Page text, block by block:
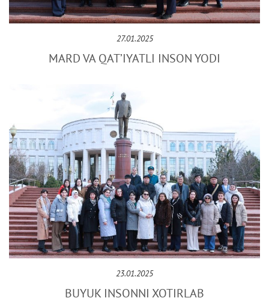
27.01.2025
MARD VA QAT’IYATLI INSON YODI
23.01.2025
BUYUK INSONNI XOTIRLAB